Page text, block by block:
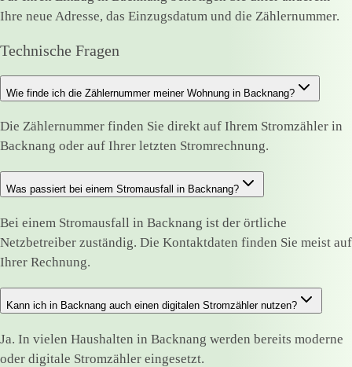
Ihre neue Adresse, das Einzugsdatum und die Zählernummer.
Technische Fragen
Wie finde ich die Zählernummer meiner Wohnung in Backnang?
Die Zählernummer finden Sie direkt auf Ihrem Stromzähler in
Backnang oder auf Ihrer letzten Stromrechnung.
Was passiert bei einem Stromausfall in Backnang?
Bei einem Stromausfall in Backnang ist der örtliche
Netzbetreiber zuständig. Die Kontaktdaten finden Sie meist auf
Ihrer Rechnung.
Kann ich in Backnang auch einen digitalen Stromzähler nutzen?
Ja. In vielen Haushalten in Backnang werden bereits moderne
oder digitale Stromzähler eingesetzt.